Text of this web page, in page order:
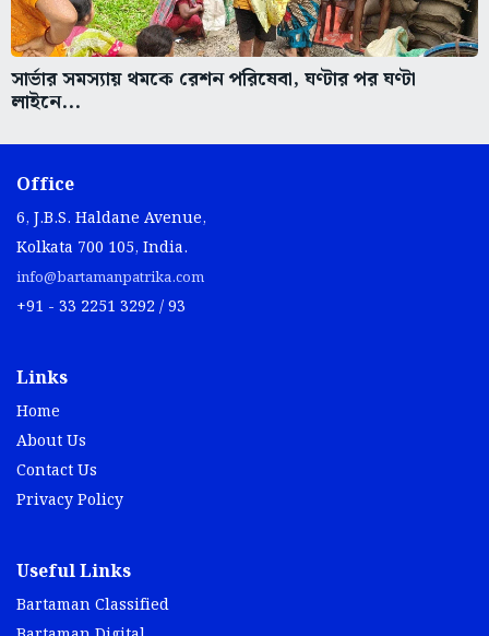
সার্ভার সমস্যায় থমকে রেশন পরিষেবা, ঘণ্টার পর ঘণ্টা
লাইনে...
Office
6, J.B.S. Haldane Avenue,
Kolkata 700 105, India.
info@bartamanpatrika.com
+91 - 33 2251 3292 / 93
Links
Home
About Us
Contact Us
Privacy Policy
Useful Links
Bartaman Classified